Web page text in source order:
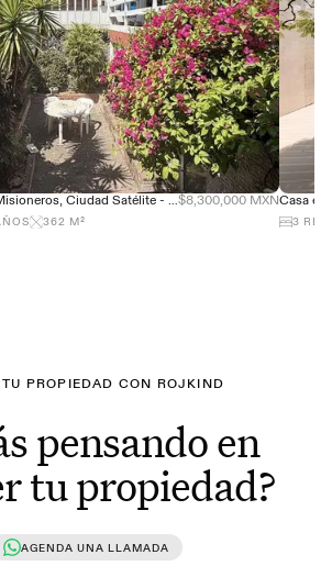
Casa en venta Circuito Misioneros, Ciudad Satélite - Gran ubicación$8,300,000 MXN
362 M² 3
PROPIEDAD CON ROJKIND
pensando en
tu propiedad?
AGENDA UNA LLAMADA